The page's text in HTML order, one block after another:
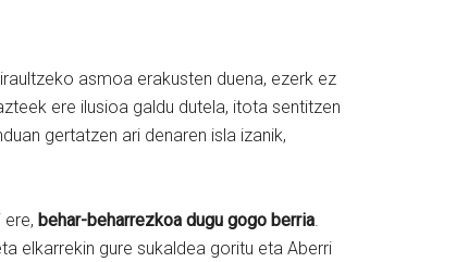
asmoa erakusten duena, ezerk ez
ere ilusioa galdu dutela, itota sentitzen
gertatzen ari denaren isla izanik,
behar-beharrezkoa dugu gogo berria.
elkarrekin gure sukaldea goritu eta Aberri